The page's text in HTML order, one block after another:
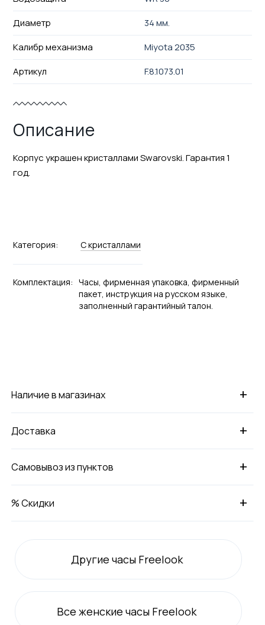
Диаметр
34 мм.
Калибр механизма
Miyota 2035
Артикул
F.8.1073.01
Описание
Корпус украшен кристаллами Swarovski. Гарантия 1
год.
Категория: С кристаллами
Комплектация: Часы, фирменная упаковка, фирменный
пакет, инструкция на русском языке,
заполненный гарантийный талон.
+
Наличие в магазинах
+
Доставка
+
Самовывоз из пунктов
+
% Скидки
Другие часы Freelook
Всеженские часы Freelook